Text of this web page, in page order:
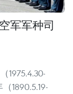
军军种司
1975.4.30-
1890.5.19-